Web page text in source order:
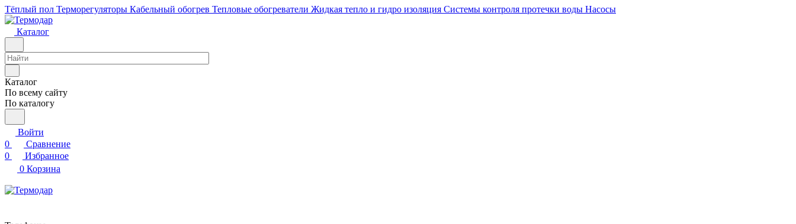
Тёплый пол Терморегуляторы Кабельный обогрев Тепловые обогреватели Жидкая тепло и гидро изоляция Системы контроля протечки воды Насосы
Каталог
Каталог
По всему сайту
По каталогу
Войти
0
Сравнение
0
Избранное
0 Корзина